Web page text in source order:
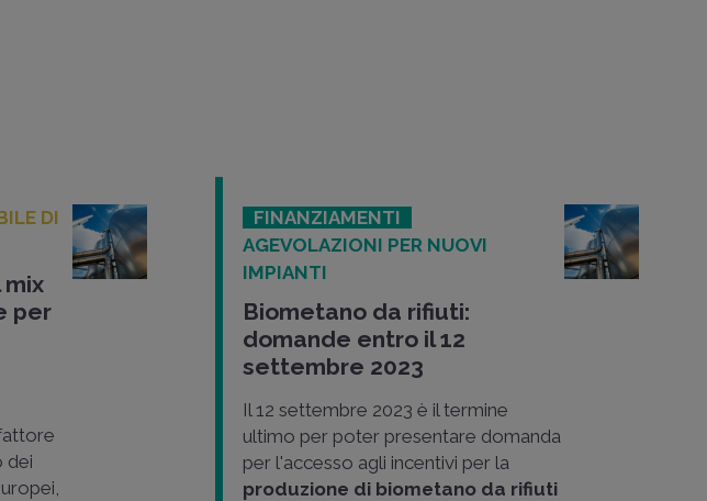
DI
per
dei
FINANZIAMENTI
AGEVOLAZIONI PER NUOVI
IMPIANTI
Biometano da rifiuti:
domande entro il 12
settembre 2023
Il 12 settembre 2023 è il termine
ultimo per poter presentare domanda
per l'accesso agli incentivi per la
produzione di biometano da rifiuti